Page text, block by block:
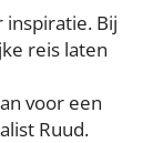
Bij
reis laten
voor een
Ruud.